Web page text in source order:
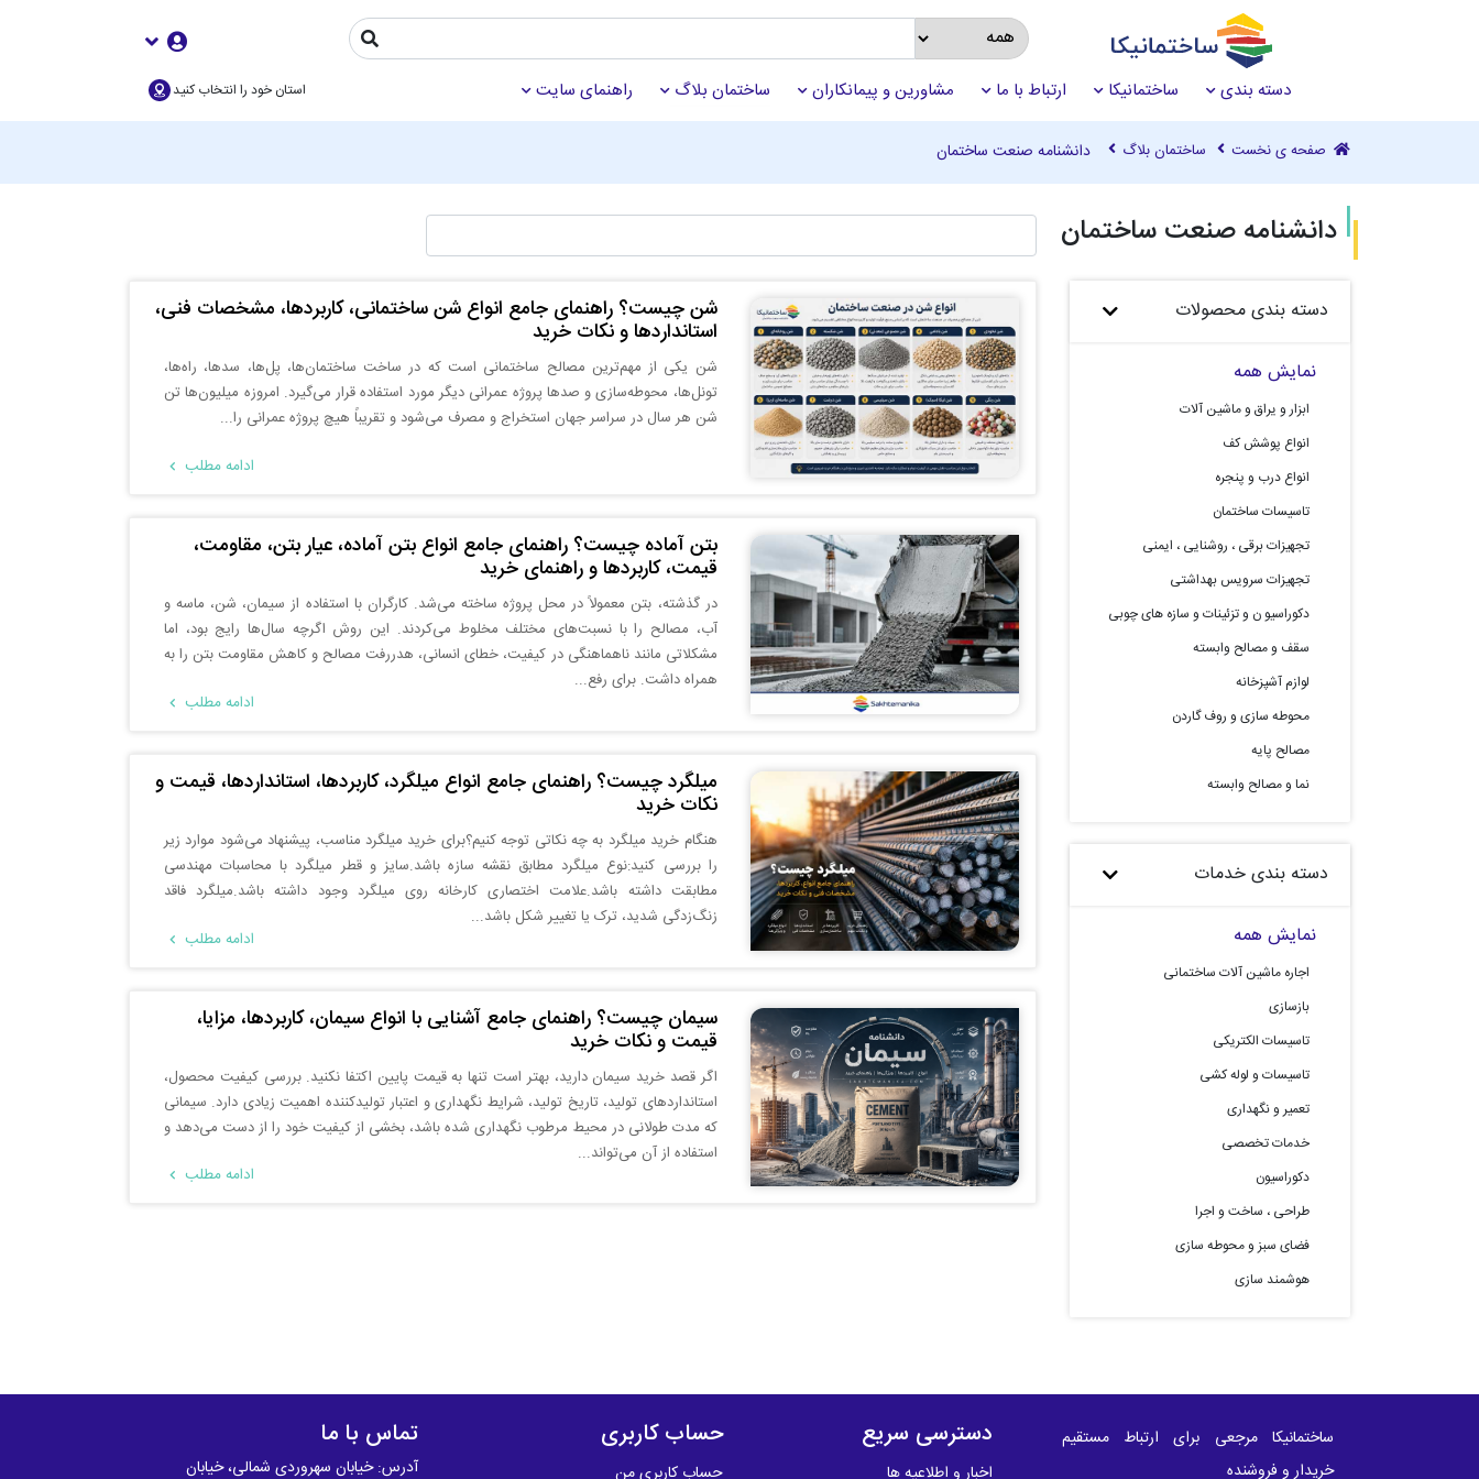
دسته بندی ساختمانیکا ارتباط با ما مشاورین و پیمانکاران ساختمان بلاگ راهنمای سایت استان خود را انتخاب کنید
صفحه ی نخست ساختمان بلاگ دانشنامه صنعت ساختمان
دانشنامه صنعت ساختمان
دسته بندی محصولات
نمایش همه
ابزار و یراق و ماشین آلات
انواع پوشش کف
انواع درب و پنجره
تاسیسات ساختمان
تجهیزات برقی ، روشنایی ، ایمنی
تجهیزات سرویس بهداشتی
دکوراسیو ن و تزئینات و سازه های چوبی
سقف و مصالح وابسته
لوازم آشپزخانه
محوطه سازی و روف گاردن
مصالح پایه
نما و مصالح وابسته
دسته بندی خدمات
نمایش همه
اجاره ماشین آلات ساختمانی
بازسازی
تاسیسات الکتریکی
تاسیسات و لوله کشی
تعمیر و نگهداری
خدمات تخصصی
دکوراسیون
طراحی ، ساخت و اجرا
فضای سبز و محوطه سازی
هوشمند سازی
شن چیست؟ راهنمای جامع انواع شن ساختمانی، کاربردها، مشخصات فنی،
استانداردها و نکات خرید
شن یکی از مهم‌ترین مصالح ساختمانی است که در ساخت ساختمان‌ها، پل‌ها، سدها، راه‌ها،
تونل‌ها، محوطه‌سازی و صدها پروژه عمرانی دیگر مورد استفاده قرار می‌گیرد. امروزه میلیون‌ها تن
شن هر سال در سراسر جهان استخراج و مصرف می‌شود و تقریباً هیچ پروژه عمرانی را...
ادامه مطلب
بتن آماده چیست؟ راهنمای جامع انواع بتن آماده، عیار بتن، مقاومت،
قیمت، کاربردها و راهنمای خرید
در گذشته، بتن معمولاً در محل پروژه ساخته می‌شد. کارگران با استفاده از سیمان، شن، ماسه و
آب، مصالح را با نسبت‌های مختلف مخلوط می‌کردند. این روش اگرچه سال‌ها رایج بود، اما
مشکلاتی مانند ناهماهنگی در کیفیت، خطای انسانی، هدررفت مصالح و کاهش مقاومت بتن را به
همراه داشت. برای رفع...
ادامه مطلب
میلگرد چیست؟ راهنمای جامع انواع میلگرد، کاربردها، استانداردها، قیمت و
نکات خرید
هنگام خرید میلگرد به چه نکاتی توجه کنیم؟برای خرید میلگرد مناسب، پیشنهاد می‌شود موارد زیر
را بررسی کنید:نوع میلگرد مطابق نقشه سازه باشد.سایز و قطر میلگرد با محاسبات مهندسی
مطابقت داشته باشد.علامت اختصاری کارخانه روی میلگرد وجود داشته باشد.میلگرد فاقد
زنگ‌زدگی شدید، ترک یا تغییر شکل باشد...
ادامه مطلب
سیمان چیست؟ راهنمای جامع آشنایی با انواع سیمان، کاربردها، مزایا،
قیمت و نکات خرید
اگر قصد خرید سیمان دارید، بهتر است تنها به قیمت پایین اکتفا نکنید. بررسی کیفیت محصول،
استانداردهای تولید، تاریخ تولید، شرایط نگهداری و اعتبار تولیدکننده اهمیت زیادی دارد. سیمانی
که مدت طولانی در محیط مرطوب نگهداری شده باشد، بخشی از کیفیت خود را از دست می‌دهد و
استفاده از آن می‌تواند...
ادامه مطلب
ساختمانیکا مرجعی برای ارتباط مستقیم
خریدار و فروشنده
دسترسی سریع
اخبار و اطلاعیه ها
حساب کاربری
حساب کاربری من
تماس با ما
آدرس: خیابان سهروردی شمالی، خیابان